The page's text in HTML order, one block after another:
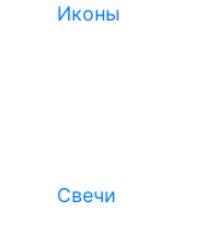
Иконы
Свечи